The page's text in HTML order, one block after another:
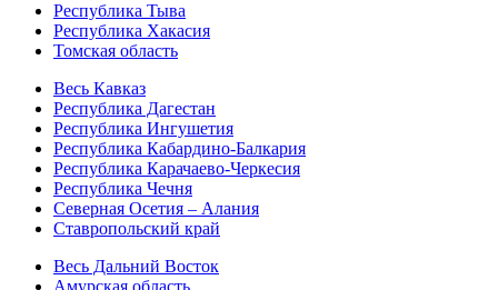
Республика Тыва
Республика Хакасия
Томская область
Весь Кавказ
Республика Дагестан
Республика Ингушетия
Республика Кабардино-Балкария
Республика Карачаево-Черкесия
Республика Чечня
Северная Осетия – Алания
Ставропольский край
Весь Дальний Восток
Амурская область